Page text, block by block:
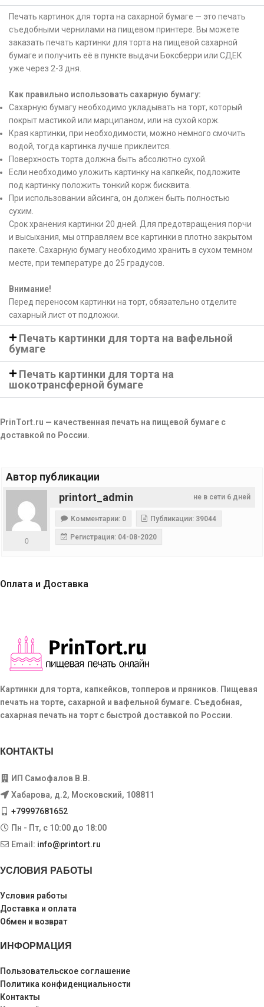
Печать картинок для торта на сахарной бумаге — это печать
съедобными чернилами на пищевом принтере. Вы можете
заказать печать картинки для торта на пищевой сахарной
бумаге и получить её в пункте выдачи Боксберри или СДЕК
уже через 2-3 дня.
Как правильно использовать сахарную бумагу:
Сахарную бумагу необходимо укладывать на торт, который
покрыт мастикой или марципаном, или на сухой корж.
Края картинки, при необходимости, можно немного смочить
водой, тогда картинка лучше приклеится.
Поверхность торта должна быть абсолютно сухой.
Если необходимо уложить картинку на капкейк, подложите
под картинку положить тонкий корж бисквита.
При использовании айсинга, он должен быть полностью
сухим.
Срок хранения картинки 20 дней. Для предотвращения порчи
и высыхания, мы отправляем все картинки в плотно закрытом
пакете. Сахарную бумагу необходимо хранить в сухом темном
месте, при температуре до 25 градусов.
Внимание!
Перед переносом картинки на торт, обязательно отделите
сахарный лист от подложки.
Печать картинки для торта на вафельной
бумаге
Печать картинки для торта на
шокотрансферной бумаге
PrinTort.ru — качественная печать на пищевой бумаге с
доставкой по России.
Автор публикации
не в сети 6 дней
printort_admin
0
Комментарии: 0 Публикации: 39044
Регистрация: 04-08-2020
Оплата и Доставка
Картинки для торта, капкейков, топперов и пряников. Пищевая
печать на торте, сахарной и вафельной бумаге. Съедобная,
сахарная печать на торт с быстрой доставкой по России.
КОНТАКТЫ
ИП Самофалов В.В.
Хабарова, д.2, Московский, 108811
+79997681652
Пн - Пт, с 10:00 до 18:00
Email: info@printort.ru
УСЛОВИЯ РАБОТЫ
Условия работы
Доставка и оплата
Обмен и возврат
ИНФОРМАЦИЯ
Пользовательское соглашение
Политика конфиденциальности
Контакты